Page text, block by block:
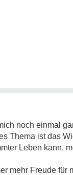
noch einmal
Thema ist das
Leben kann,
mehr Freude für